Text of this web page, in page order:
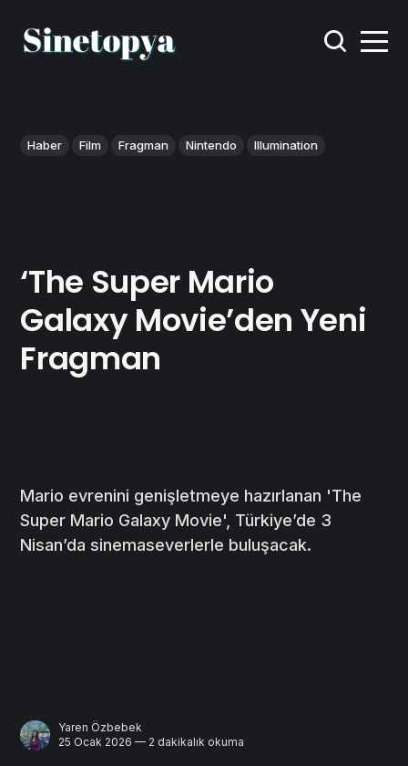
Haber Film Fragman Nintendo Illumination
‘The Super Mario
Galaxy Movie’den Yeni
Fragman
Mario evrenini genişletmeye hazırlanan 'The
Super Mario Galaxy Movie', Türkiye’de 3
Nisan’da sinemaseverlerle buluşacak.
Yaren Özbebek
25 Ocak 2026 — 2 dakikalık okuma